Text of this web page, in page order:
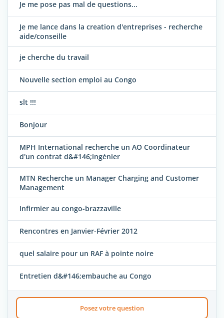
Je me pose pas mal de questions...
Je me lance dans la creation d'entreprises - recherche
aide/conseille
je cherche du travail
Nouvelle section emploi au Congo
slt !!!
Bonjour
MPH International recherche un AO Coordinateur
d'un contrat d&#146;ingénier
MTN Recherche un Manager Charging and Customer
Management
Infirmier au congo-brazzaville
Rencontres en Janvier-Février 2012
quel salaire pour un RAF à pointe noire
Entretien d&#146;embauche au Congo
Posez votre question